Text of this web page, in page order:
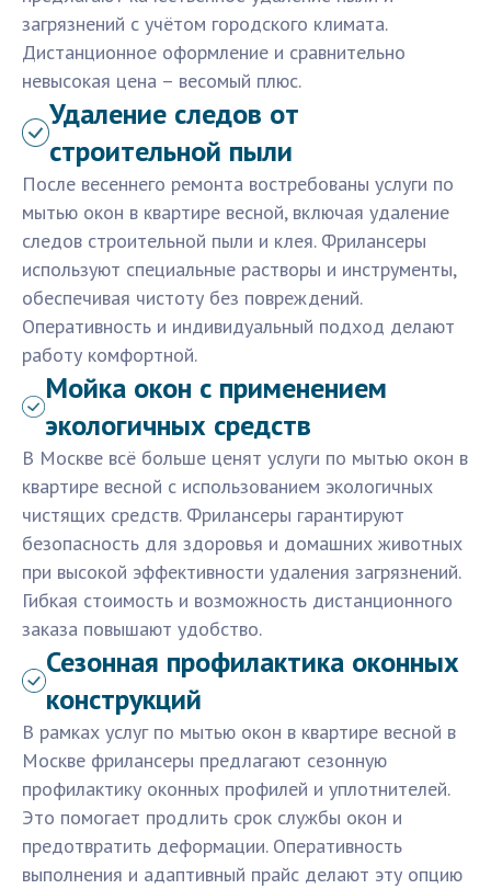
загрязнений с учётом городского климата.
Дистанционное оформление и сравнительно
невысокая цена – весомый плюс.
Удаление следов от
строительной пыли
После весеннего ремонта востребованы услуги по
мытью окон в квартире весной, включая удаление
следов строительной пыли и клея. Фрилансеры
используют специальные растворы и инструменты,
обеспечивая чистоту без повреждений.
Оперативность и индивидуальный подход делают
работу комфортной.
Мойка окон с применением
экологичных средств
В Москве всё больше ценят услуги по мытью окон в
квартире весной с использованием экологичных
чистящих средств. Фрилансеры гарантируют
безопасность для здоровья и домашних животных
при высокой эффективности удаления загрязнений.
Гибкая стоимость и возможность дистанционного
заказа повышают удобство.
Сезонная профилактика оконных
конструкций
В рамках услуг по мытью окон в квартире весной в
Москве фрилансеры предлагают сезонную
профилактику оконных профилей и уплотнителей.
Это помогает продлить срок службы окон и
предотвратить деформации. Оперативность
выполнения и адаптивный прайс делают эту опцию